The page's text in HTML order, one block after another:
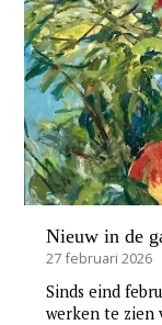
Nieuw in de
27 februari 2026
Sinds eind
werken te zien